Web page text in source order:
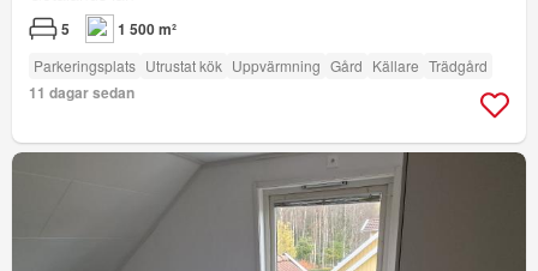
5 1 500 m²
Parkeringsplats Utrustat kök Uppvärmning Gård Källare Trädgård
11 dagar sedan